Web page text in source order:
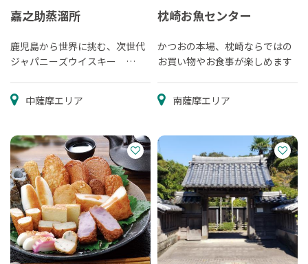
嘉之助蒸溜所
鹿児島から世界に挑む、次世代
ジャパニーズウイスキー
中薩摩エリア
枕崎お魚センター
かつおの本場、枕崎ならではの
お買い物やお食事が楽しめます
南薩摩エリア